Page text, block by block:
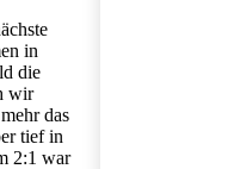
in
die
wir
das
tief in
2:1 war